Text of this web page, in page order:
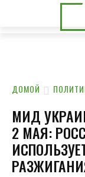
ДОМОЙ
МИД
2 МАЯ: